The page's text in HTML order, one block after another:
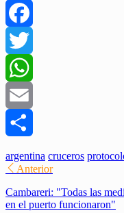
Facebook
Twitter
WhatsApp
Email
Compartir
argentina cruceros
Anterior
Cambareri: "Todas las
en el puerto funcionaron"